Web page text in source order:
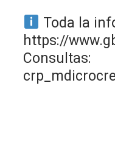
Toda la
https://
Consultas: